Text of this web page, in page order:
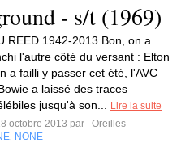
- s/t (1969)
REED 1942-2013 Bon, on a
l'autre côté du versant : Elton
a failli y passer cet été, l'AVC
a laissé des traces
jusqu'à son...
Lire la suite
octobre 2013 par
Oreilles
NONE